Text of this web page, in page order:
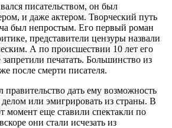
писательством, он был
и даже актером. Творческий путь
был непростым. Его первый роман
представители цензуры назвали
А по происшествии 10 лет его
печатать. Большинство из
после смерти писателя.
дать ему возможность
или эмигрировать из страны. В
момент еще ставили спектакли по
они стали исчезать из